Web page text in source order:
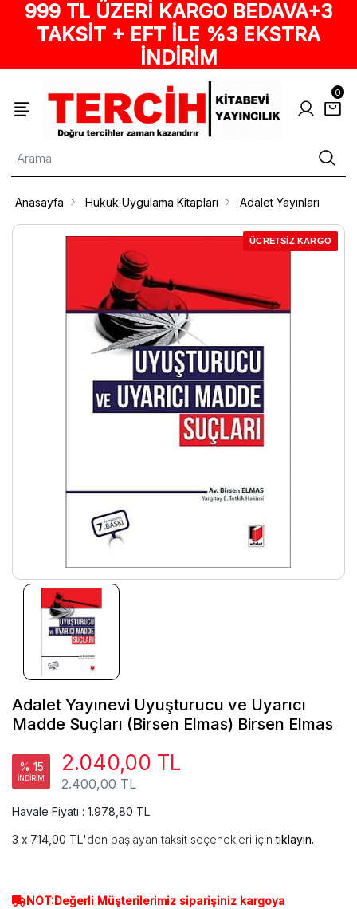
999 TL ÜZERİ KARGO BEDAVA+3
TAKSİT + EFT İLE %3 EKSTRA
İNDİRİM
0
Anasayfa Hukuk Uygulama Kitapları Adalet Yayınları
ÜCRETSİZ KARGO
Adalet Yayınevi Uyuşturucu ve Uyarıcı
Madde Suçları (Birsen Elmas) Birsen Elmas
% 15
İNDİRİM 2.400,00 TL
2.040,00 TL
Havale Fiyatı : 1.978,80 TL
714,00 TL'den başlayan taksit seçenekleri içintıklayın.
NOT:Değerli Müşterilerimiz siparişiniz kargoya